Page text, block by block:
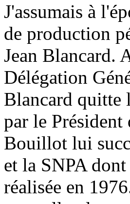
J'assumais à
de production
Jean Blancard.
Délégation
Blancard quitte
par le
Bouillot lui
et la SNPA
réalisée en